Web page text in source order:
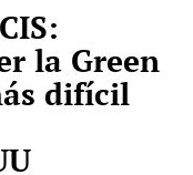
la Green
difícil